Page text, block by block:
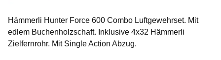
Hämmerli Hunter Force 600 Combo Luftgewehrset. Mit
edlem Buchenholzschaft. Inklusive 4x32 Hämmerli
Zielfernrohr. Mit Single Action Abzug.